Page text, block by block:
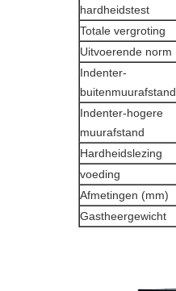
hardheidstest
Totale vergroting
Uitvoerende norm
Indenter-
buitenmuurafstand
Indenter-hogere
muurafstand
Hardheidslezing
voeding
Afmetingen (mm)
Gastheergewicht